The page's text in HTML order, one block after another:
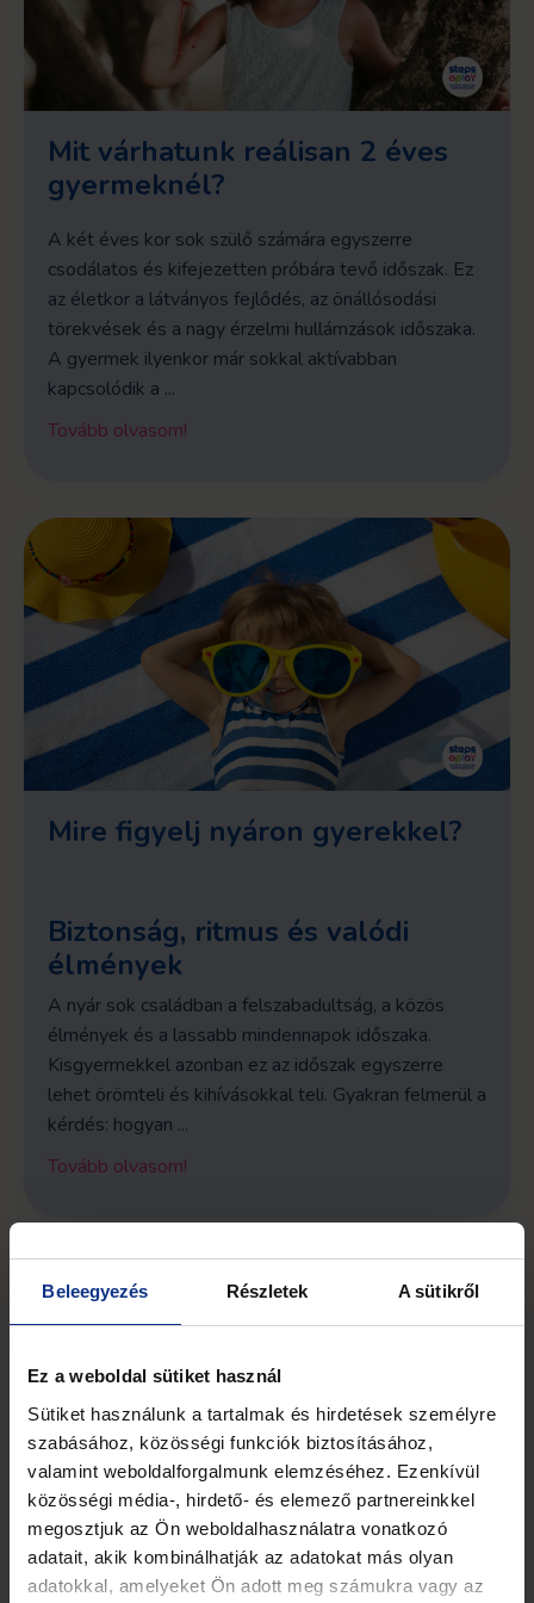
Beleegyezés Részletek A sütikről
Ez a weboldal sütiket használ
Sütiket használunk a tartalmak és hirdetések személyre
szabásához, közösségi funkciók biztosításához,
valamint weboldalforgalmunk elemzéséhez. Ezenkívül
közösségi média-, hirdető- és elemező partnereinkkel
megosztjuk az Ön weboldalhasználatra vonatkozó
adatait, akik kombinálhatják az adatokat más olyan
adatokkal, amelyeket Ön adott meg számukra vagy az
Mit várhatunk reálisan 2 éves
gyermeknél?
A két éves kor sok szülő számára egyszerre
csodálatos és kifejezetten próbára tevő időszak. Ez
az életkor a látványos fejlődés, az önállósodási
törekvések és a nagy érzelmi hullámzások időszaka.
A gyermek ilyenkor már sokkal aktívabban
kapcsolódik a ...
Tovább olvasom!
Mire figyelj nyáron gyerekkel?
Biztonság, ritmus és valódi
élmények
A nyár sok családban a felszabadultság, a közös
élmények és a lassabb mindennapok időszaka.
Kisgyermekkel azonban ez az időszak egyszerre
lehet örömteli és kihívásokkal teli. Gyakran felmerül a
kérdés: hogyan ...
Tovább olvasom!
Mit várhatunk reálisan egy 1,5